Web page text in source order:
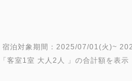
泊対象期間：2025/07/01(火)~
客室1室 大人2人
」の合計額を表示